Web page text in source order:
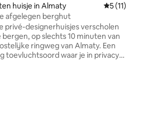
van 4,76 uit 5, 67 recensies
huisje in Almaty Gemiddelde
5 (11)
afgelegen berghut
privé-designerhuisjes verscholen
bergen, op slechts 10 minuten van
ringweg van Almaty. Een
toevluchtsoord waar je in privacy